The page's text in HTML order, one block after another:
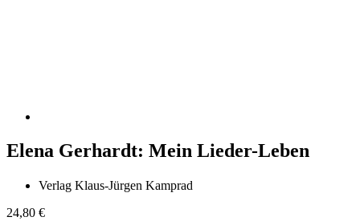
Elena Gerhardt: Mein Lieder-Leben
Verlag Klaus-Jürgen Kamprad
24,80 €